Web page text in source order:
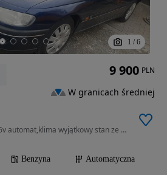
1 / 6
1998 cm3 • 136 KM • 2,0 16v automat,klima wyjątkowy stan ze Szwajcarii
Benzyna
Automatyczna
9 900 PLN
W granicach średniej